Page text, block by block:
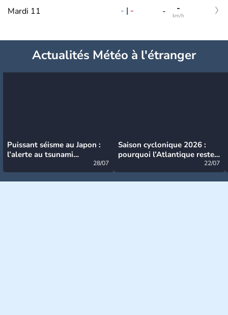
Mardi 11 - | - - -
km/h
Actualités Météo à l'étranger
Puissant séisme au Japon :
l’alerte au tsunami
28/07
Saison cyclonique 2026 :
pourquoi l’Atlantique reste
22/07